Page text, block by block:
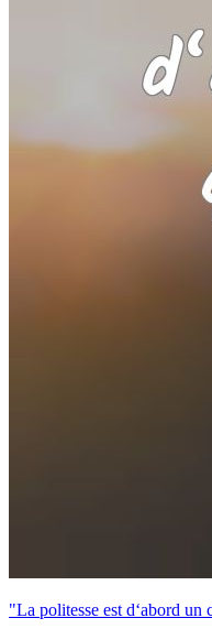
"La politesse est d‘abord un